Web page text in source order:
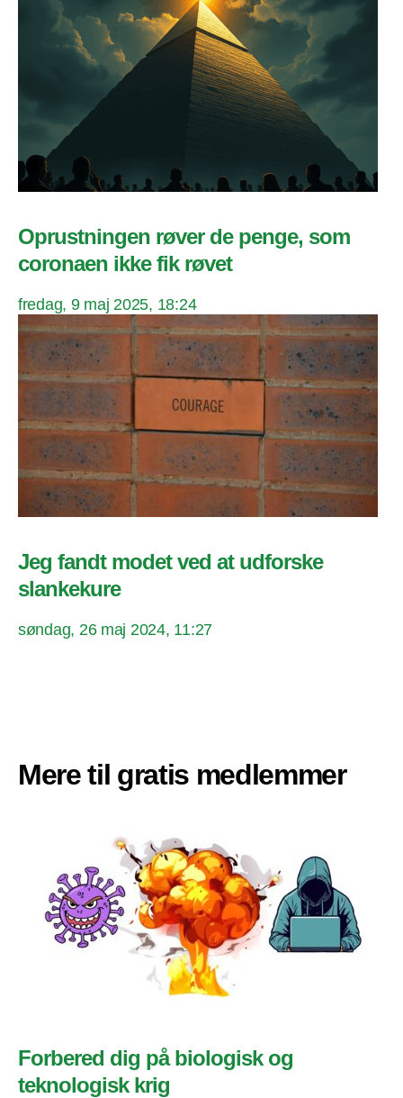
Oprustningen røver de penge, som
coronaen ikke fik røvet
fredag, 9 maj 2025, 18:24
Jeg fandt modet ved at udforske
slankekure
søndag, 26 maj 2024, 11:27
Mere til gratis medlemmer
Forbered dig på biologisk og
teknologisk krig